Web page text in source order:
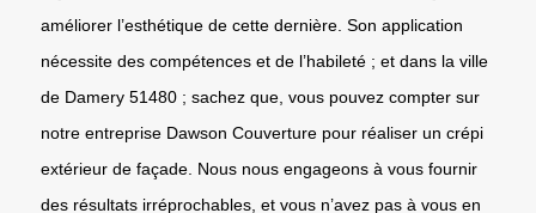
améliorer l’esthétique de cette dernière. Son application
nécessite des compétences et de l’habileté ; et dans la ville
de Damery 51480 ; sachez que, vous pouvez compter sur
notre entreprise Dawson Couverture pour réaliser un crépi
extérieur de façade. Nous nous engageons à vous fournir
des résultats irréprochables, et vous n’avez pas à vous en